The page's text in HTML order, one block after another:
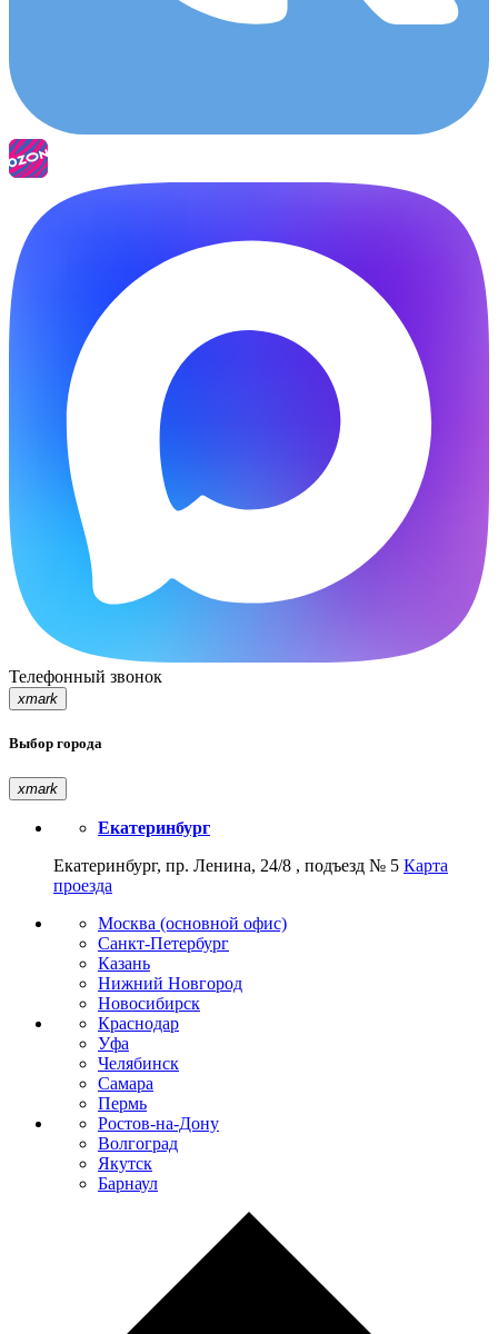
Телефонный звонок
xmark
Выбор города
xmark
Екатеринбург
Екатеринбург, пр. Ленина, 24/8 , подъезд № 5 Карта
проезда
Москва (основной офис)
Санкт-Петербург
Казань
Нижний Новгород
Новосибирск
Краснодар
Уфа
Челябинск
Самара
Пермь
Ростов-на-Дону
Волгоград
Якутск
Барнаул